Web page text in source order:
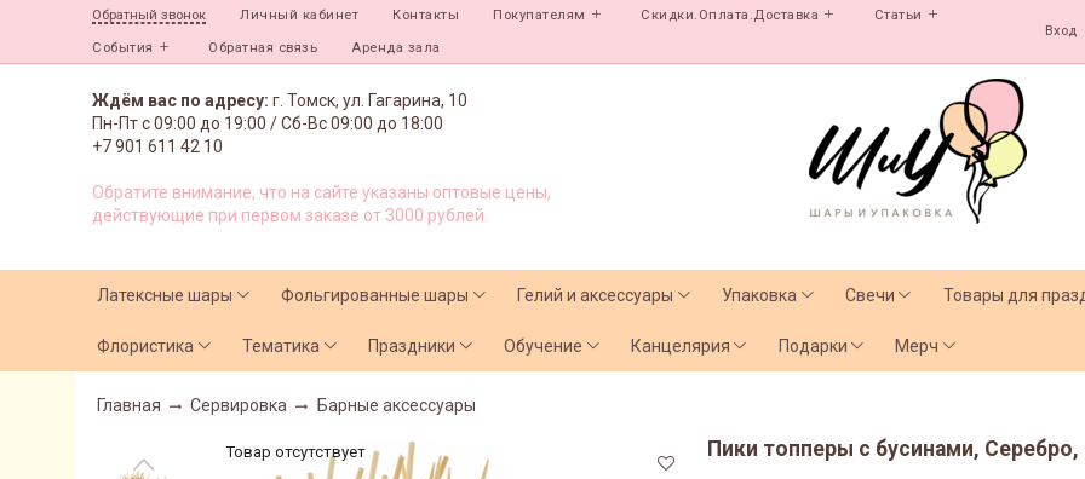
Обратный звонок Личный кабинет Контакты Покупателям Скидки.Оплата.Доставка Статьи
События Обратная связь Аренда зала
Вход
Ждём вас по адресу: г. Томск, ул. Гагарина, 10
Пн-Пт с09:00 до 19:00 /Сб-Вс 09:00 до 18:00
+7 901 611 42 10
Обратите внимание, что на сайте указаны оптовые цены,
действующие при первом заказе от 3000 рублей.
Латексные шары Фольгированные шары Гелий и аксессуары Упаковка Свечи Товары для
Флористика Тематика Праздники Обучение Канцелярия Подарки Мерч
Главная Сервировка Барные аксессуары
Товар отсутствует Пики топперы с бусинами,